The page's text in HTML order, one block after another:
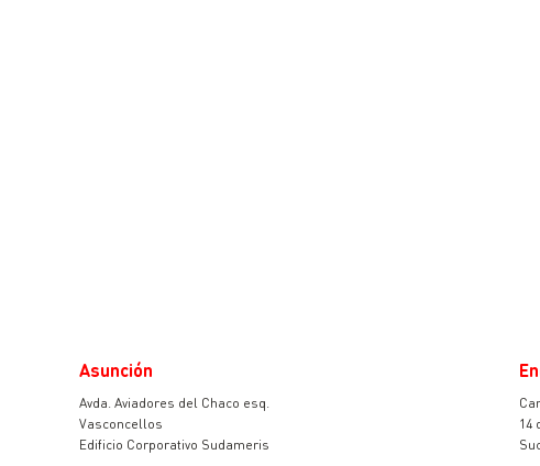
Asunción
Avda. Aviadores del Chaco esq.
Vasconcellos
Edificio Corporativo Sudameris
14